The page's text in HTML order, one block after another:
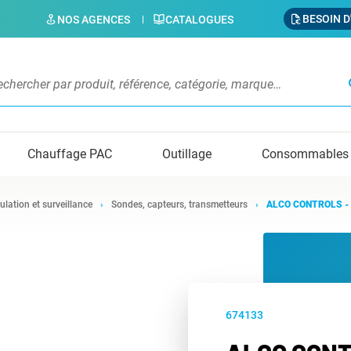
NOS AGENCES CATALOGUES BESOIN
Chauffage PAC Outillage Consommables
et surveillance Sondes, capteurs, transmetteurs ALCO CONTROLS
674133